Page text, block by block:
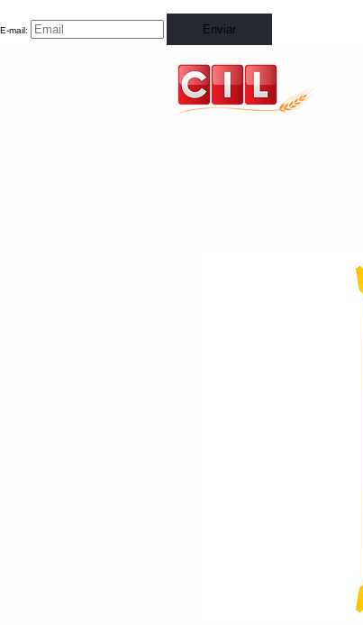
E-mail: Enviar